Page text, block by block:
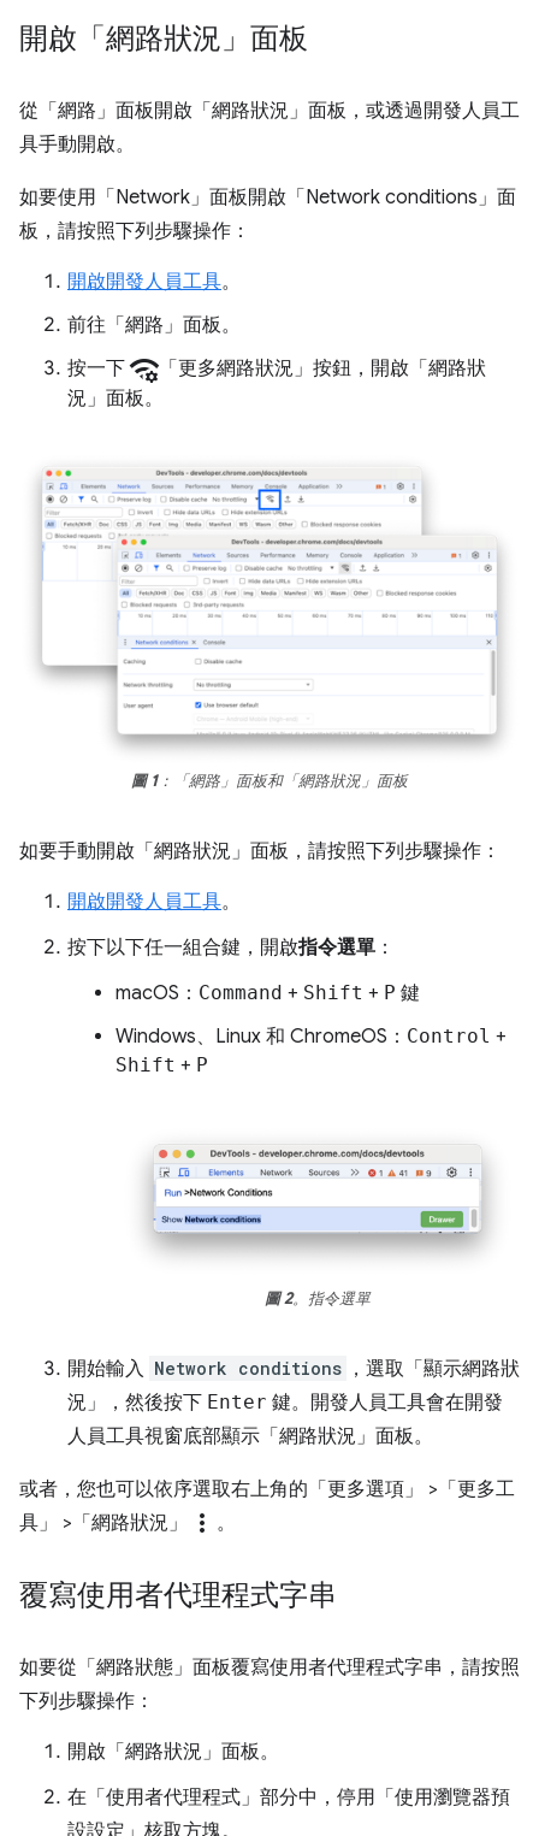
開啟「網路狀況」面板
從「網路」 面板開啟「網路狀況」 面板，或透過開發人員工
具手動開啟。
如要使用「Network」 面板開啟「Network conditions」 面
板，請按照下列步驟操作：
開啟開發人員工具。
前往「網路」 面板。
按一下network_manage 「更多網路狀況」 按鈕，開啟「網路狀
況」面板。
圖 1：「網路」 面板和「網路狀況」 面板
如要手動開啟「網路狀況」 面板，請按照下列步驟操作：
開啟開發人員工具。
按下以下任一組合鍵，開啟指令選單 ：
macOS： Command + Shift + P 鍵
Windows、Linux 和 ChromeOS： Control +
Shift + P
圖 2。指令選單
開始輸入 Network conditions ，選取「顯示網路狀
況」
，然後按下 Enter 鍵。開發人員工具會在開發
人員工具視窗底部顯示「網路狀況」 面板。
或者，您也可以依序選取右上角的「更多選項」
>「更多工
具」
>「網路狀況」 more_vert 。
覆寫使用者代理程式字串
如要從「網路狀態」 面板覆寫使用者代理程式字串，請按照
下列步驟操作：
開啟「網路狀況」 面板。
在「使用者代理程式」 部分中，停用「使用瀏覽器預
設設定」 核取方塊。